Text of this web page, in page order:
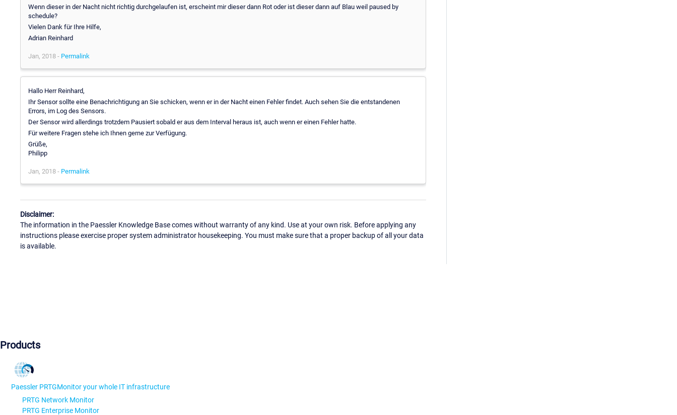
Wenn dieser in der Nacht nicht richtig durchgelaufen ist, erscheint mir dieser dann Rot oder ist dieser dann auf Blau weil paused by
schedule?
Vielen Dank für Ihre Hilfe,
Adrian Reinhard
Jan, 2018 - Permalink
Hallo Herr Reinhard,
Ihr Sensor sollte eine Benachrichtigung an Sie schicken, wenn er in der Nacht einen Fehler findet. Auch sehen Sie die entstandenen
Errors, im Log des Sensors.
Der Sensor wird allerdings trotzdem Pausiert sobald er aus dem Interval heraus ist, auch wenn er einen Fehler hatte.
Für weitere Fragen stehe ich Ihnen gerne zur Verfügung.
Grüße,
Philipp
Jan, 2018 - Permalink
Disclaimer:
The information in the Paessler Knowledge Base comes without warranty of any kind. Use at your own risk. Before applying any
instructions please exercise proper system administrator housekeeping. You must make sure that a proper backup of all your data
is available.
Products
Paessler PRTGMonitor your whole IT infrastructure
PRTG Network Monitor
PRTG Enterprise Monitor